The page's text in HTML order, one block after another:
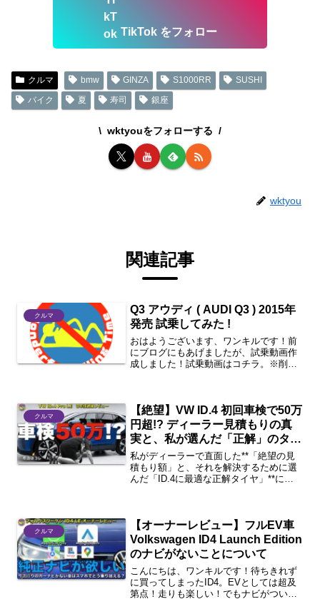
TikTok をフォロー
クルマ bmw GINZA S1000RR
SUSHI
バイク
夏 寿司 銀座
wktyouをフォローする
wktyou
関連記事
クルマ
Q3 アウディ ( AUDI Q3 ) 2015年
発売 試乗してみた !
おはようございます、ワンキルです！前
にブログにもあげましたが、試乗動画作
成しました！試乗動画はコチラ。※削除
クルマ
【絶望】VW ID.4 初回車検で50万
円超!? ディーラー見積もりの真
実と、私が選んだ「正解」のタイ
ヤ【SPORT MAXX LUX】
私がディーラーで直面した**「絶望の見
積もり額」と、それを解決するために選
んだ「ID.4に最適な正解タイヤ」**につ
クルマ
【オーナーレビュー】フルEV車
Volkswagen ID4 Launch Edition
のナビがないことについて
こんにちは、ワンキルです！待ちきれず
に買ってしまったID4。EVとしては超及
第点！走りも楽しい！でもナビがついて